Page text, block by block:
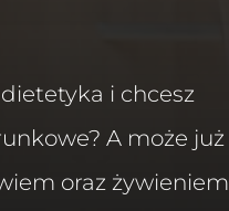
i chcesz
A może już
oraz żywieniem